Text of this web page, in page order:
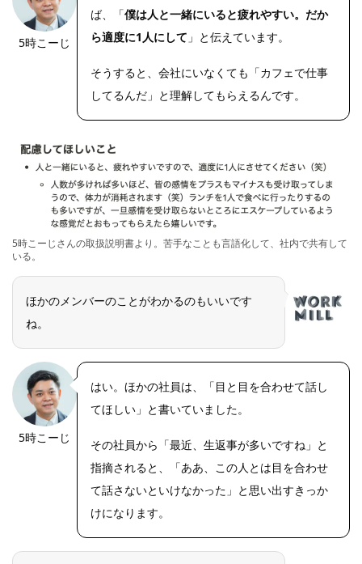
5時こーじ
ば、「僕は人と一緒にいると疲れやすい。だか
ら適度に1人にして 」と伝えています。
そうすると、会社にいなくても「カフェで仕事
してるんだ」と理解してもらえるんです。
5時こーじさんの取扱説明書より。苦手なことも言語化して、社内で共有して
いる。
ほかのメンバーのことがわかるのもいいです
ね。
5時こーじ
はい。ほかの社員は、「目と目を合わせて話し
てほしい」と書いていました。
その社員から「最近、生返事が多いですね」と
指摘されると、「ああ、この人とは目を合わせ
て話さないといけなかった」と思い出すきっか
けになります。